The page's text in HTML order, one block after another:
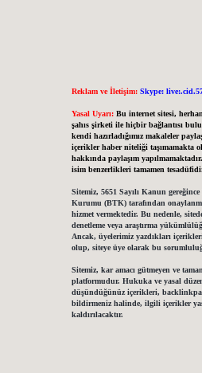
Reklam ve İletişim: Skype:
Yasal Uyarı: Bu internet sitesi,
şahıs şirketi ile hiçbir bağlantısı
kendi hazırladığımız makaleler
içerikler haber niteliği taşımamakta
hakkında paylaşım
isim benzerlikleri tamamen
Sitemiz, 5651 Sayılı Kanun
Kurumu (BTK) tarafından
hizmet vermektedir. Bu nedenle,
denetleme veya araştırma
Ancak, üyelerimiz yazdıkları
olup, siteye üye olarak bu
Sitemiz, kar amacı gütmeyen ve
platformudur. Hukuka ve yasal
düşündüğünüz içerikleri,
bildirmeniz halinde, ilgili içerikler
kaldırılacaktır.